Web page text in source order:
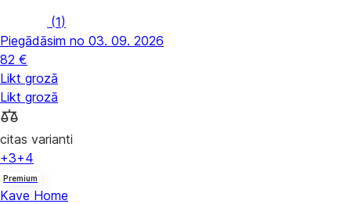
(1)
Piegādāsim no 03. 09. 2026
82 €
Likt grozā
Likt grozā
citas varianti
+3+4
Premium
Kave Home